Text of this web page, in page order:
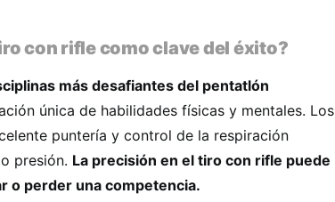
con rifle como clave del éxito?
más desafiantes del pentatlón
única de habilidades físicas y mentales. Los
puntería y control de la respiración
presión. La precisión en el tiro con rifle puede
o perder una competencia.